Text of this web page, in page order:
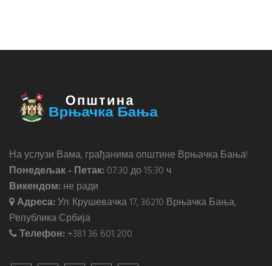
На услузи Вама, грађанима општине Врњачка Бања!
Понедељак - Петак:07:30 до 15:30 ч
Викендом:не ради
Адреса:Ул. Крушевачка 17, 36210 Врњачка Бања,
Република Србија
Телефон:+381 36 601 200